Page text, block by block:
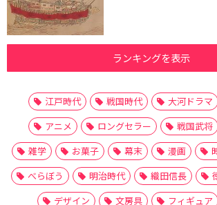
ランキングを表示
江戸時代 戦国時代 大河ドラマ
アニメ
ロングセラー 戦国武将
雑学
お菓子 幕末 漫画
べらぼう
明治時代 織田信長
デザイン
文房具 フィギュア